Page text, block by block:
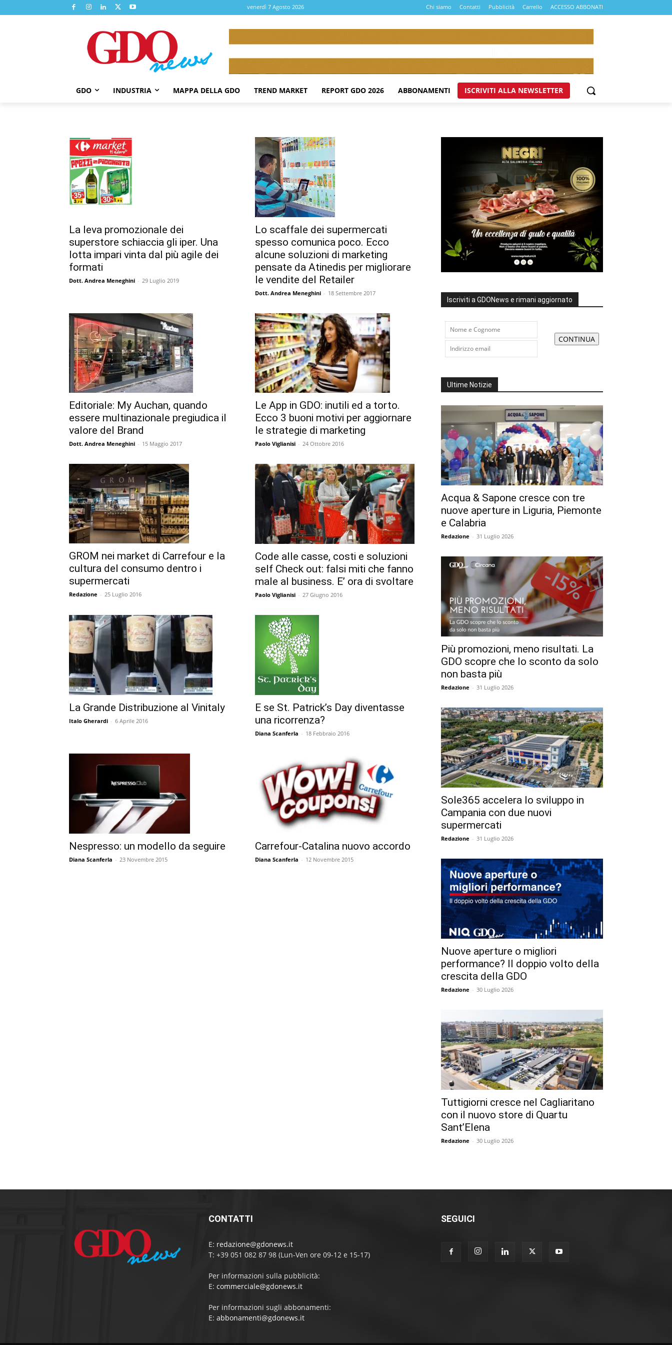
venerdì 7 Agosto 2026 Chi siamo Contatti Pubblicità Carrello ACCESSO ABBONATI
GDO INDUSTRIA MAPPA DELLA GDO TREND MARKET REPORT GDO 2026 ABBONAMENTI ISCRIVITI ALLA NEWSLETTER
La leva promozionale dei
superstore schiaccia gli iper. Una
lotta impari vinta dal più agile dei
formati
Dott. Andrea Meneghini - 29 Luglio 2019
Lo scaffale dei supermercati
spesso comunica poco. Ecco
alcune soluzioni di marketing
pensate da Atinedis per migliorare
le vendite del Retailer
Dott. Andrea Meneghini - 18 Settembre 2017
Editoriale: My Auchan, quando
essere multinazionale pregiudica il
valore del Brand
Dott. Andrea Meneghini - 15 Maggio 2017
Le App in GDO: inutili ed a torto.
Ecco 3 buoni motivi per aggiornare
le strategie di marketing
Paolo Viglianisi - 24 Ottobre 2016
GROM nei market di Carrefour e la
cultura del consumo dentro i
supermercati
Redazione - 25 Luglio 2016
Code alle casse, costi e soluzioni
self Check out: falsi miti che fanno
male al business. E’ ora di svoltare
Paolo Viglianisi - 27 Giugno 2016
La Grande Distribuzione al Vinitaly
Italo Gherardi - 6 Aprile 2016
E se St. Patrick’s Day diventasse
una ricorrenza?
Diana Scanferla - 18 Febbraio 2016
Nespresso: un modello da seguire
Diana Scanferla - 23 Novembre 2015
Carrefour-Catalina nuovo accordo
Diana Scanferla - 12 Novembre 2015
Iscriviti a GDONews e rimani aggiornato
Ultime Notizie
Acqua & Sapone cresce con tre
nuove aperture in Liguria, Piemonte
e Calabria
Redazione - 31 Luglio 2026
Più promozioni, meno risultati. La
GDO scopre che lo sconto da solo
non basta più
Redazione - 31 Luglio 2026
Sole365 accelera lo sviluppo in
Campania con due nuovi
supermercati
Redazione - 31 Luglio 2026
Nuove aperture o migliori
performance? Il doppio volto della
crescita della GDO
Redazione - 30 Luglio 2026
Tuttigiorni cresce nel Cagliaritano
con il nuovo store di Quartu
Sant’Elena
Redazione - 30 Luglio 2026
CONTATTI
E: redazione@gdonews.it
T: +39 051 082 87 98 (Lun-Ven ore 09-12 e 15-17)
Per informazioni sulla pubblicità:
E: commerciale@gdonews.it
Per informazioni sugli abbonamenti:
E: abbonamenti@gdonews.it
SEGUICI